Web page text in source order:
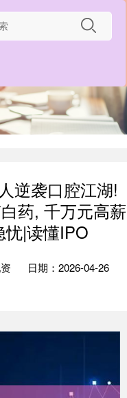
逆袭口腔江湖!
药, 千万元高薪
|读懂IPO
日期：2026-04-26